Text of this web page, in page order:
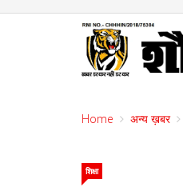
Home अन्य ख़बर
शिक्षा